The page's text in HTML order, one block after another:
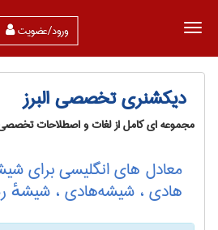
ورود/عضویت
دیکشنری تخصصی البرز
مجموعه ای کامل از لغات و اصطلاحات
معادل های انگلیسی برای
هادی ، شیشه‌هادی ، شیشهٔ